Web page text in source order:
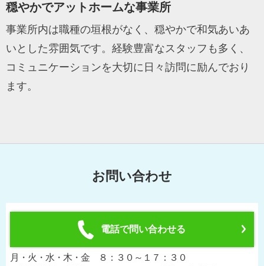
穏やかでアットホームな事業所
事業所内は職種の垣根がなく、穏やかで和気あいあ
いとした雰囲気です。経験豊富なスタッフも多く、
コミュニケーションを大切に日々訪問に励んでおり
ます。
お問い合わせ
電話で問い合わせる
月・火・水・木・金 ８：３０～１７：３０